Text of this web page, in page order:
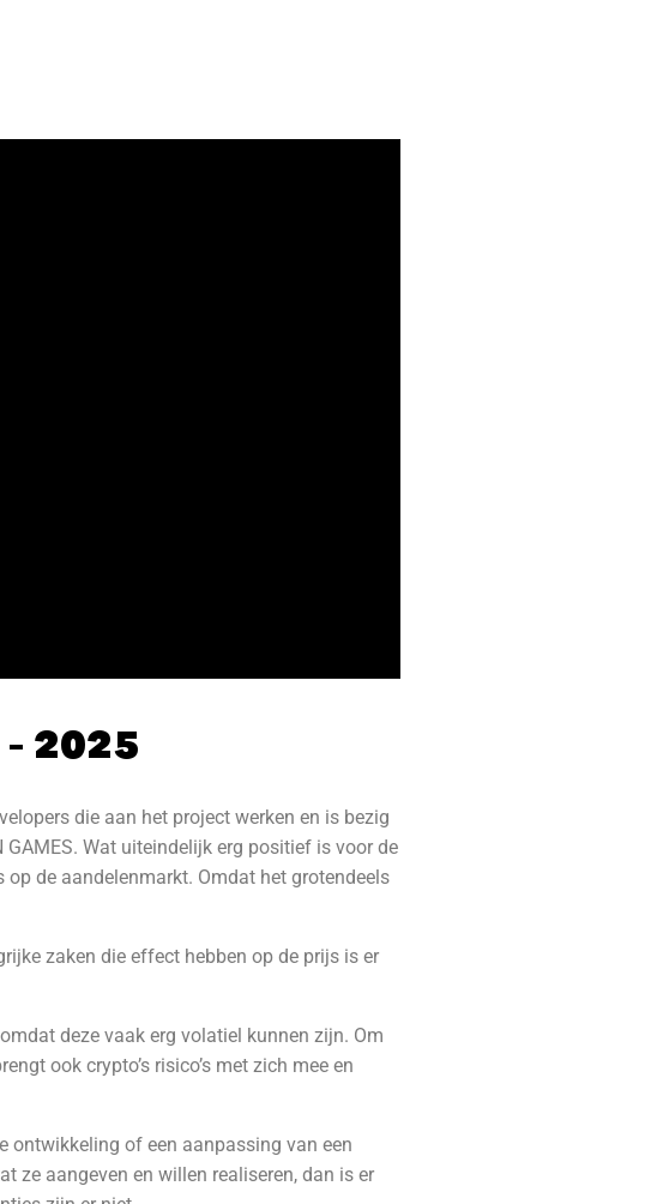
2025
die aan het project werken en is bezig
Wat uiteindelijk erg positief is voor de
de aandelenmarkt. Omdat het grotendeels
zaken die effect hebben op de prijs is er
deze vaak erg volatiel kunnen zijn. Om
ook crypto’s risico’s met zich mee en
ontwikkeling of een aanpassing van een
ze aangeven en willen realiseren, dan is er